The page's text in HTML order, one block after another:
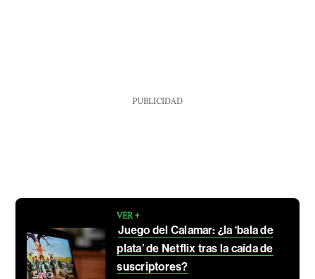
PUBLICIDAD
VER +
Juego del Calamar: ¿la ‘bala de
plata’ de Netflix tras la caída de
suscriptores?